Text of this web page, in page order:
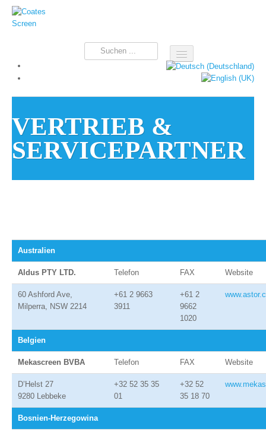
Home
Service & Support
Unternehmen
VERTRIEB &
SERVICEPARTNER
Australien
Aldus PTY LTD. Telefon FAX Website
60 Ashford Ave,
Milperra, NSW 2214
+61 2 9663
3911
+61 2
9662
1020
Belgien
Mekascreen BVBA Telefon FAX Website
D’Helst 27
9280 Lebbeke
+32 52 35 35
01
+32 52
35 18 70
Bosnien-Herzegowina